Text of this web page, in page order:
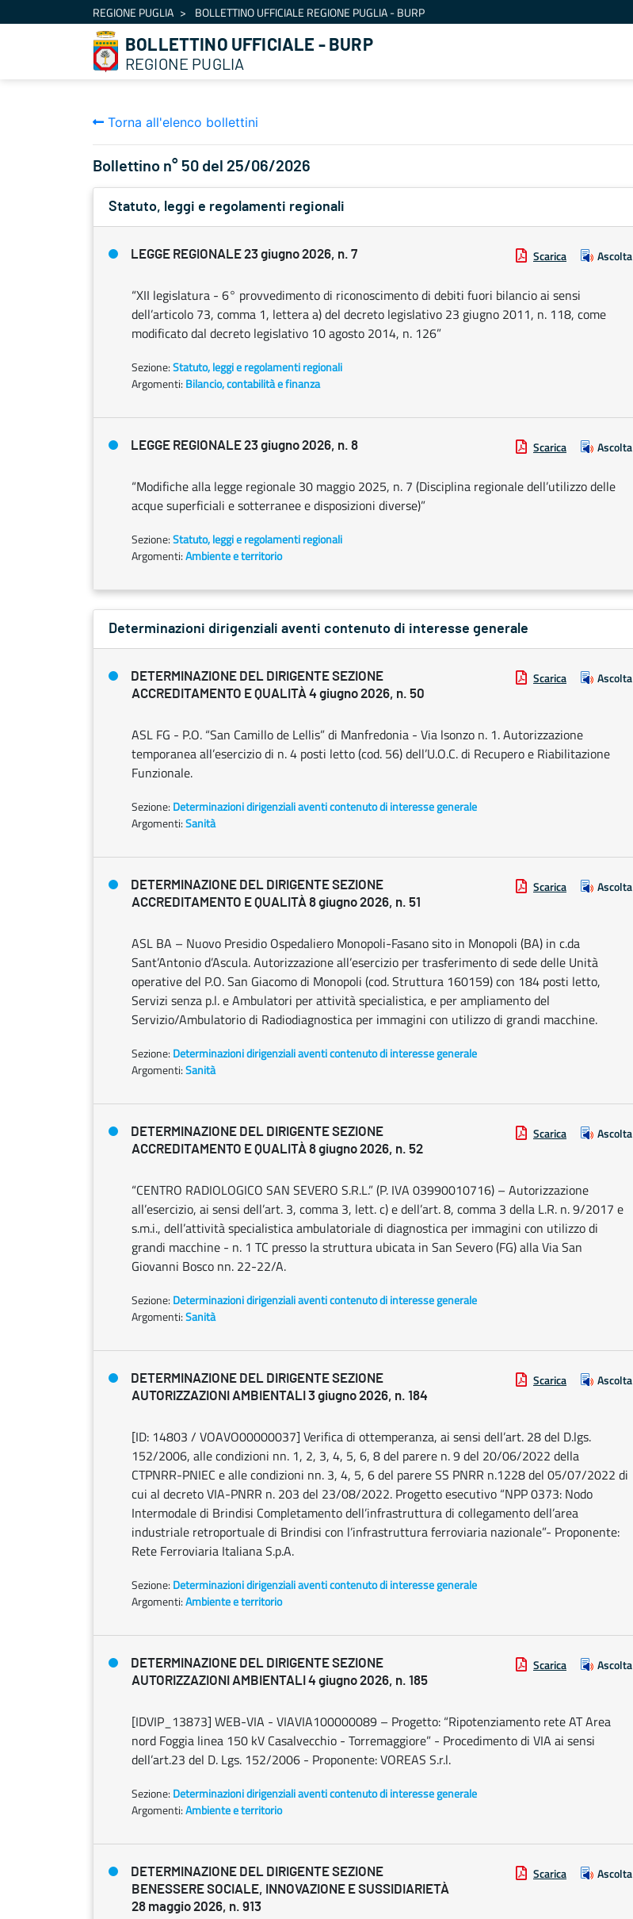
Salta al contenutoREGIONE PUGLIA BOLLETTINO UFFICIALE REGIONE PUGLIA - BURP
BOLLETTINO UFFICIALE - BURP
REGIONE PUGLIA
Torna all'elenco bollettini
Bollettino n° 50 del 25/06/2026
Statuto, leggi e regolamenti regionali
LEGGE REGIONALE 23 giugno 2026, n. 7 Scarica Ascolta
“XII legislatura - 6° provvedimento di riconoscimento di debiti fuori bilancio ai sensi
dell’articolo 73, comma 1, lettera a) del decreto legislativo 23 giugno 2011, n. 118, come
modificato dal decreto legislativo 10 agosto 2014, n. 126”
Sezione:Statuto, leggi e regolamenti regionali
Argomenti: Bilancio, contabilità e finanza
LEGGE REGIONALE 23 giugno 2026, n. 8 Scarica Ascolta
“Modifiche alla legge regionale 30 maggio 2025, n. 7 (Disciplina regionale dell’utilizzo delle
acque superficiali e sotterranee e disposizioni diverse)”
Sezione:Statuto, leggi e regolamenti regionali
Argomenti:Ambiente e territorio
Determinazioni dirigenziali aventi contenuto di interesse generale
DETERMINAZIONE DEL DIRIGENTE SEZIONE
ACCREDITAMENTO E QUALITÀ 4 giugno 2026, n. 50
Scarica Ascolta
ASL FG - P.O. “San Camillo de Lellis” di Manfredonia - Via lsonzo n. 1. Autorizzazione
temporanea all’esercizio di n. 4 posti letto (cod. 56) dell’U.O.C. di Recupero e Riabilitazione
Funzionale.
Sezione: Determinazioni dirigenziali aventi contenuto di interesse generale
Argomenti:Sanità
DETERMINAZIONE DEL DIRIGENTE SEZIONE
ACCREDITAMENTO E QUALITÀ 8 giugno 2026, n. 51
Scarica Ascolta
ASL BA – Nuovo Presidio Ospedaliero Monopoli-Fasano sito in Monopoli (BA) in c.da
Sant’Antonio d’Ascula. Autorizzazione all’esercizio per trasferimento di sede delle Unità
operative del P.O. San Giacomo di Monopoli (cod. Struttura 160159) con 184 posti letto,
Servizi senza p.l. e Ambulatori per attività specialistica, e per ampliamento del
Servizio/Ambulatorio di Radiodiagnostica per immagini con utilizzo di grandi macchine.
Sezione: Determinazioni dirigenziali aventi contenuto di interesse generale
Argomenti:Sanità
DETERMINAZIONE DEL DIRIGENTE SEZIONE
ACCREDITAMENTO E QUALITÀ 8 giugno 2026, n. 52
Scarica Ascolta
“CENTRO RADIOLOGICO SAN SEVERO S.R.L.” (P. IVA 03990010716) – Autorizzazione
all’esercizio, ai sensi dell’art. 3, comma 3, lett. c) e dell’art. 8, comma 3 della L.R. n. 9/2017 e
s.m.i., dell’attività specialistica ambulatoriale di diagnostica per immagini con utilizzo di
grandi macchine - n. 1 TC presso la struttura ubicata in San Severo (FG) alla Via San
Giovanni Bosco nn. 22-22/A.
Sezione: Determinazioni dirigenziali aventi contenuto di interesse generale
Argomenti:Sanità
DETERMINAZIONE DEL DIRIGENTE SEZIONE
AUTORIZZAZIONI AMBIENTALI 3 giugno 2026, n. 184
Scarica Ascolta
[ID: 14803 / VOAVO00000037] Verifica di ottemperanza, ai sensi dell’art. 28 del D.lgs.
152/2006, alle condizioni nn. 1, 2, 3, 4, 5, 6, 8 del parere n. 9 del 20/06/2022 della
CTPNRR-PNIEC e alle condizioni nn. 3, 4, 5, 6 del parere SS PNRR n.1228 del 05/07/2022 di
cui al decreto VIA-PNRR n. 203 del 23/08/2022. Progetto esecutivo “NPP 0373: Nodo
Intermodale di Brindisi Completamento dell’infrastruttura di collegamento dell’area
industriale retroportuale di Brindisi con l’infrastruttura ferroviaria nazionale”- Proponente:
Rete Ferroviaria Italiana S.p.A.
Sezione: Determinazioni dirigenziali aventi contenuto di interesse generale
Argomenti:Ambiente e territorio
DETERMINAZIONE DEL DIRIGENTE SEZIONE
AUTORIZZAZIONI AMBIENTALI 4 giugno 2026, n. 185
Scarica Ascolta
[IDVIP_13873] WEB-VIA - VIAVIA100000089 – Progetto: “Ripotenziamento rete AT Area
nord Foggia linea 150 kV Casalvecchio - Torremaggiore” - Procedimento di VIA ai sensi
dell’art.23 del D. Lgs. 152/2006 - Proponente: VOREAS S.r.l.
Sezione: Determinazioni dirigenziali aventi contenuto di interesse generale
Argomenti:Ambiente e territorio
DETERMINAZIONE DEL DIRIGENTE SEZIONE
BENESSERE SOCIALE, INNOVAZIONE E SUSSIDIARIETÀ
28 maggio 2026, n. 913
Scarica Ascolta